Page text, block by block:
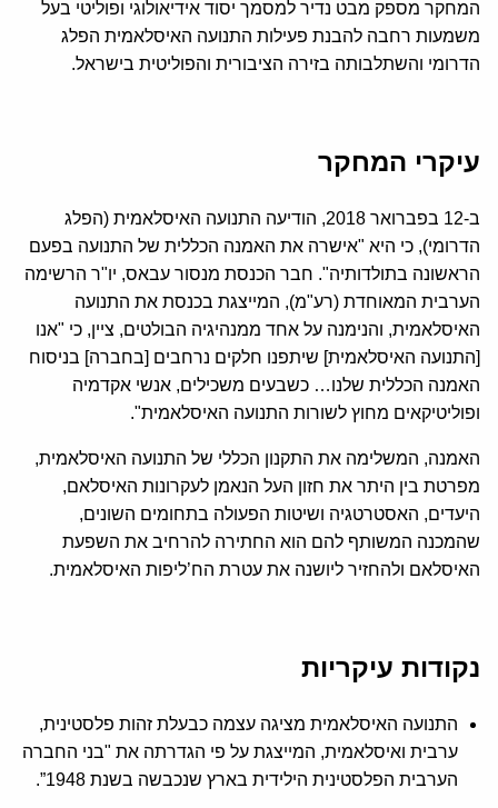
המחקר מספק מבט נדיר למסמך יסוד אידיאולוגי ופוליטי בעל
משמעות רחבה להבנת פעילות התנועה האיסלאמית הפלג
הדרומי והשתלבותה בזירה הציבורית והפוליטית בישראל.
עיקרי המחקר
ב-12 בפברואר 2018, הודיעה התנועה האיסלאמית (הפלג
הדרומי), כי היא "אישרה את האמנה הכללית של התנועה בפעם
הראשונה בתולדותיה". חבר הכנסת מנסור עבאס, יו"ר הרשימה
הערבית המאוחדת (רע"מ), המייצגת בכנסת את התנועה
האיסלאמית, והנימנה על אחד ממנהיגיה הבולטים, ציין, כי "אנו
[התנועה האיסלאמית] שיתפנו חלקים נרחבים [בחברה] בניסוח
האמנה הכללית שלנו… כשבעים משכילים, אנשי אקדמיה
ופוליטיקאים מחוץ לשורות התנועה האיסלאמית".
האמנה, המשלימה את התקנון הכללי של התנועה האיסלאמית,
מפרטת בין היתר את חזון העל הנאמן לעקרונות האיסלאם,
היעדים, האסטרטגיה ושיטות הפעולה בתחומים השונים,
שהמכנה המשותף להם הוא החתירה להרחיב את השפעת
האיסלאם ולהחזיר ליושנה את עטרת הח’ליפות האיסלאמית.
נקודות עיקריות
התנועה האיסלאמית מציגה עצמה כבעלת זהות פלסטינית,
ערבית ואיסלאמית, המייצגת על פי הגדרתה את "בני החברה
הערבית הפלסטינית הילידית בארץ שנכבשה בשנת 1948”.